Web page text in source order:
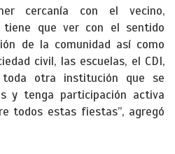
cercanía con el vecino,
que ver con el sentido
de la comunidad así como
civil, las escuelas, el CDI,
otra institución que se
y tenga participación activa
todos estas fiestas”, agregó